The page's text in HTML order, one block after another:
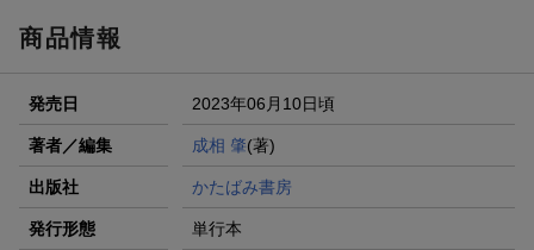
商品情報
発売日 2023年06月10日頃
著者／編集 成相 肇(著)
出版社 かたばみ書房
発行形態 単行本